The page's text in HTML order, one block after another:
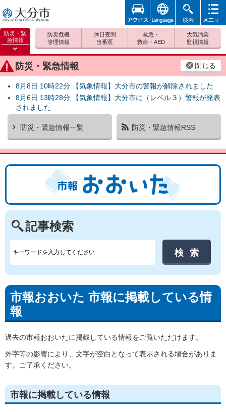
大分市
防災・緊
急情報
防災緊
急情報
を開く
防災・緊急情報 閉じる
8月8日 10時22分 【気象情報】大分市の警報が解除されました
8月6日 13時28分 【気象情報】大分市に（レベル３）警報が発表
されました
防災・緊急情報一覧 防災・緊急情報RSS
防災危機
管理情報
休日夜間
当番医
救急・
救命・AED
大気汚染
監視情報
アクセ
ス
foreign 検索
メニュ
記事検索
市報おおいた 市報に掲載している情
報
過去の市報おおいたに掲載している情報をご覧いただけます。
外字等の影響により、文字が空白となって表示される場合がありま
す。ご了承ください。
市報に掲載している情報